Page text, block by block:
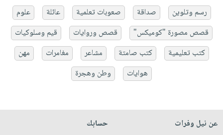
رسم وتلوين
صداقة صعوبات تعلمية عائلة
علوم
قصص مصورة "كوميكس"
قصص وروايات
قيم وسلوكيات
كتب تعليمية
كتب صامتة مشاعر مغامرات
مهن
هوايات
وطن وهجرة
عن نيل وفرات
حسابك